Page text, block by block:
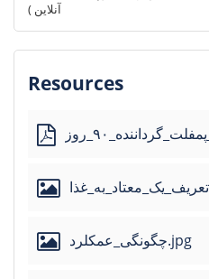
آنلاین )
Resources
چگونگی_عمکلرد.jpg